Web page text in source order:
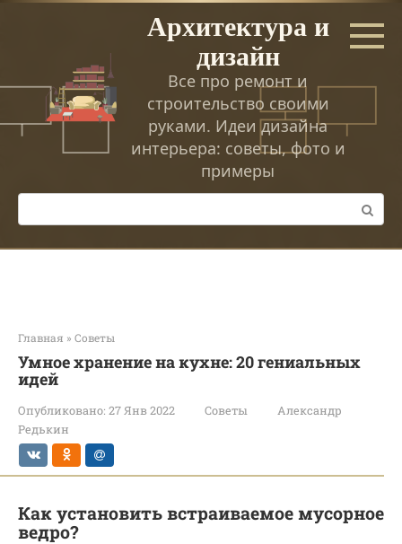
Перейти
Архитектура и
дизайн
Все про ремонт и
строительство своими
руками. Идеи дизайна
интерьера: советы, фото и
примеры
Поиск:
Главная » Советы
Умное хранение на кухне: 20 гениальных
идей
Опубликовано: 27 Янв 2022 Советы
Александр
Редькин
Как установить встраиваемое мусорное
ведро?